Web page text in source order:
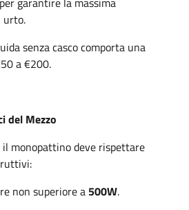
urto.
senza casco comporta una
a €200.
del Mezzo
il monopattino deve rispettare
non superiore a 500W.